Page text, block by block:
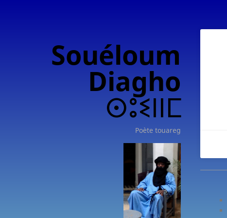
Souéloum
Diagho
ⵙⵓⵉⵏⵏⵎ
Poète touareg